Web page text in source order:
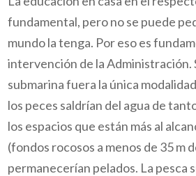
fundamental, pero no se puede
mundo latenga. Por eso es
intervención de la Administración.
submarina fuera la única
los peces saldrían del agua de
los espacios que están más al
(fondos rocosos a menos de 35 m
permanecerían pelados. La pesca